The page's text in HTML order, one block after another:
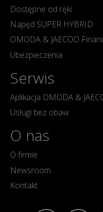
Dostępne od ręki
Napęd SUPER HYBRID
OMODA & JAECOO
Ubezpieczenia
Serwis
Aplikacja OMODA &
Usługi bez obaw
O nas
O firmie
Newsroom
Kontakt